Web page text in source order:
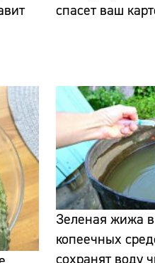
спасет ваш
Зеленая жижа
копеечных
сохранят воду